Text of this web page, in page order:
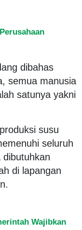
dibahas
semua manusia
satunya yakni
susu
seluruh
dibutuhkan
di lapangan
Wajibkan